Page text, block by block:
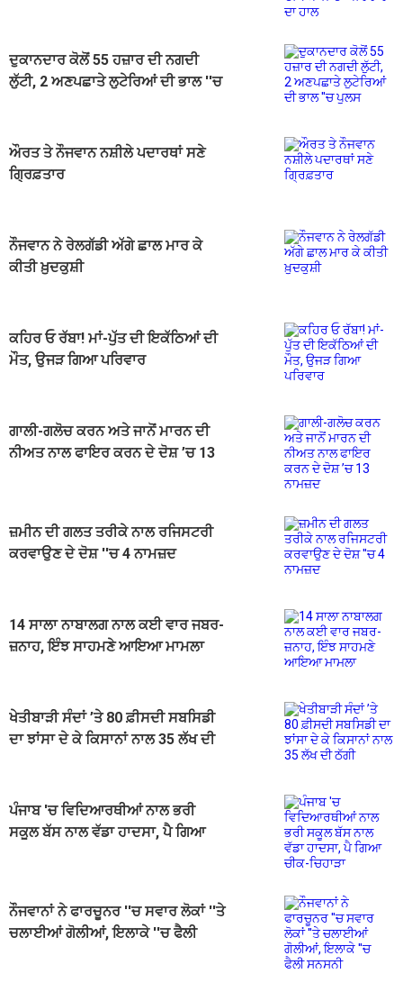
ਦੁਕਾਨਦਾਰ ਕੋਲੋਂ 55 ਹਜ਼ਾਰ ਦੀ ਨਗਦੀ
ਲੁੱਟੀ, 2 ਅਣਪਛਾਤੇ ਲੁਟੇਰਿਆਂ ਦੀ ਭਾਲ ''ਚ
ਔਰਤ ਤੇ ਨੌਜਵਾਨ ਨਸ਼ੀਲੇ ਪਦਾਰਥਾਂ ਸਣੇ
ਗ੍ਰਿਫ਼ਤਾਰ
ਨੌਜਵਾਨ ਨੇ ਰੇਲਗੱਡੀ ਅੱਗੇ ਛਾਲ ਮਾਰ ਕੇ
ਕੀਤੀ ਖ਼ੁਦਕੁਸ਼ੀ
ਕਹਿਰ ਓ ਰੱਬਾ! ਮਾਂ-ਪੁੱਤ ਦੀ ਇਕੱਠਿਆਂ ਦੀ
ਮੌਤ, ਉਜੜ ਗਿਆ ਪਰਿਵਾਰ
ਗਾਲੀ-ਗਲੋਚ ਕਰਨ ਅਤੇ ਜਾਨੋਂ ਮਾਰਨ ਦੀ
ਨੀਅਤ ਨਾਲ ਫਾਇਰ ਕਰਨ ਦੇ ਦੋਸ਼ ’ਚ 13
ਜ਼ਮੀਨ ਦੀ ਗਲਤ ਤਰੀਕੇ ਨਾਲ ਰਜਿਸਟਰੀ
ਕਰਵਾਉਣ ਦੇ ਦੋਸ਼ ''ਚ 4 ਨਾਮਜ਼ਦ
14 ਸਾਲਾ ਨਾਬਾਲਗ ਨਾਲ ਕਈ ਵਾਰ ਜਬਰ-
ਜ਼ਨਾਹ, ਇੰਝ ਸਾਹਮਣੇ ਆਇਆ ਮਾਮਲਾ
ਖੇਤੀਬਾੜੀ ਸੰਦਾਂ ’ਤੇ 80 ਫ਼ੀਸਦੀ ਸਬਸਿਡੀ
ਦਾ ਝਾਂਸਾ ਦੇ ਕੇ ਕਿਸਾਨਾਂ ਨਾਲ 35 ਲੱਖ ਦੀ
ਪੰਜਾਬ 'ਚ ਵਿਦਿਆਰਥੀਆਂ ਨਾਲ ਭਰੀ
ਸਕੂਲ ਬੱਸ ਨਾਲ ਵੱਡਾ ਹਾਦਸਾ, ਪੈ ਗਿਆ
ਨੌਜਵਾਨਾਂ ਨੇ ਫਾਰਚੂਨਰ ''ਚ ਸਵਾਰ ਲੋਕਾਂ ''ਤੇ
ਚਲਾਈਆਂ ਗੋਲੀਆਂ, ਇਲਾਕੇ ''ਚ ਫੈਲੀ